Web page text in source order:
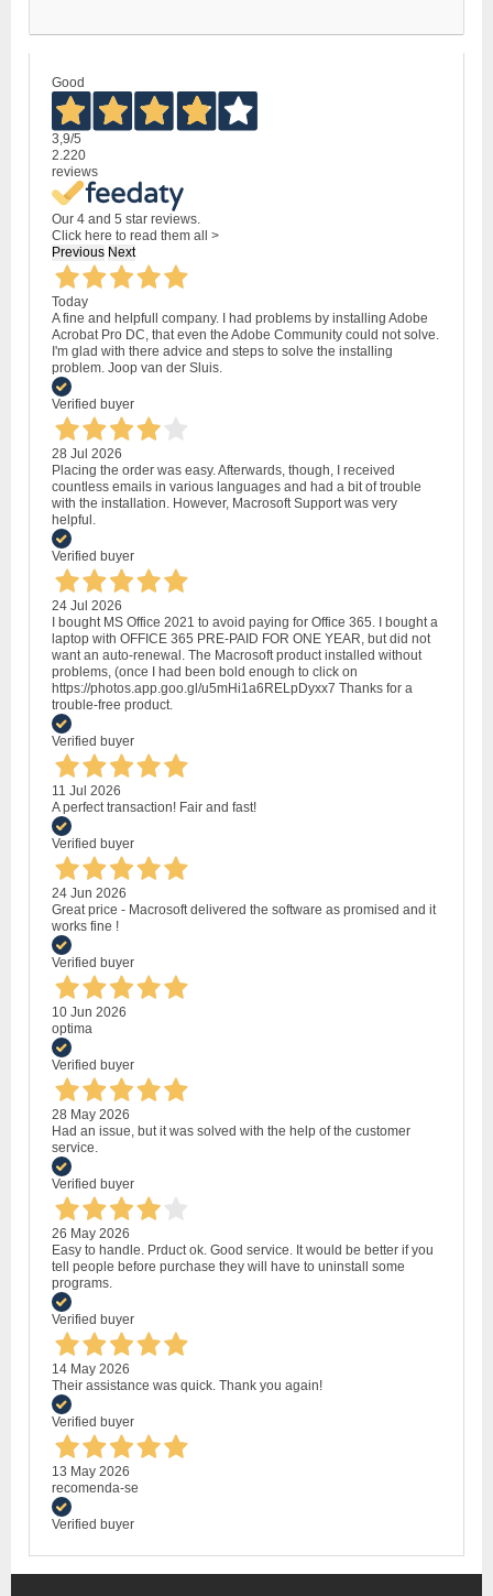
Good
3,9/5
2.220
reviews
Our 4 and 5 star reviews.
Click here to read them all >
Previous Next
Today
A fine and helpfull company. I had problems by installing Adobe
Acrobat Pro DC, that even the Adobe Community could not solve.
I'm glad with there advice and steps to solve the installing
problem. Joop van der Sluis.
Verified buyer
28 Jul 2026
Placing the order was easy. Afterwards, though, I received
countless emails in various languages and had a bit of trouble
with the installation. However, Macrosoft Support was very
helpful.
Verified buyer
24 Jul 2026
I bought MS Office 2021 to avoid paying for Office 365. I bought a
laptop with OFFICE 365 PRE-PAID FOR ONE YEAR, but did not
want an auto-renewal. The Macrosoft product installed without
problems, (once I had been bold enough to click on
https://photos.app.goo.gl/u5mHi1a6RELpDyxx7 Thanks for a
trouble-free product.
Verified buyer
11 Jul 2026
A perfect transaction! Fair and fast!
Verified buyer
24 Jun 2026
Great price - Macrosoft delivered the software as promised and it
works fine !
Verified buyer
10 Jun 2026
optima
Verified buyer
28 May 2026
Had an issue, but it was solved with the help of the customer
service.
Verified buyer
26 May 2026
Easy to handle. Prduct ok. Good service. It would be better if you
tell people before purchase they will have to uninstall some
programs.
Verified buyer
14 May 2026
Their assistance was quick. Thank you again!
Verified buyer
13 May 2026
recomenda-se
Verified buyer